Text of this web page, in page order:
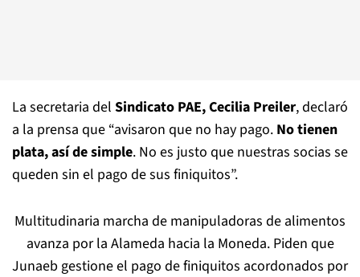
La secretaria del Sindicato PAE, Cecilia Preiler, declaró
a la prensa que “avisaron que no hay pago. No tienen
plata, así de simple. No es justo que nuestras socias se
queden sin el pago de sus finiquitos”.
Multitudinaria marcha de manipuladoras de alimentos
avanza por la Alameda hacia la Moneda. Piden que
Junaeb gestione el pago de finiquitos acordonados por